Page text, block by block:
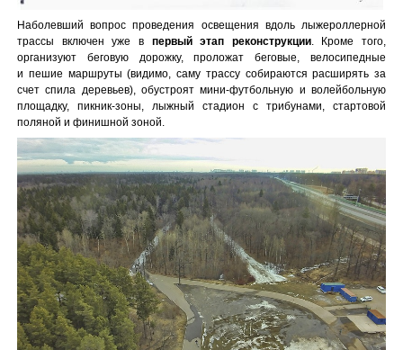
Наболевший вопрос проведения освещения вдоль лыжероллерной
трассы включен уже в первый этап реконструкции. Кроме того,
организуют беговую дорожку, проложат беговые, велосипедные
и пешие маршруты (видимо, саму трассу собираются расширять за
счет спила деревьев), обустроят мини-футбольную и волейбольную
площадку, пикник-зоны, лыжный стадион с трибунами, стартовой
поляной и финишной зоной.